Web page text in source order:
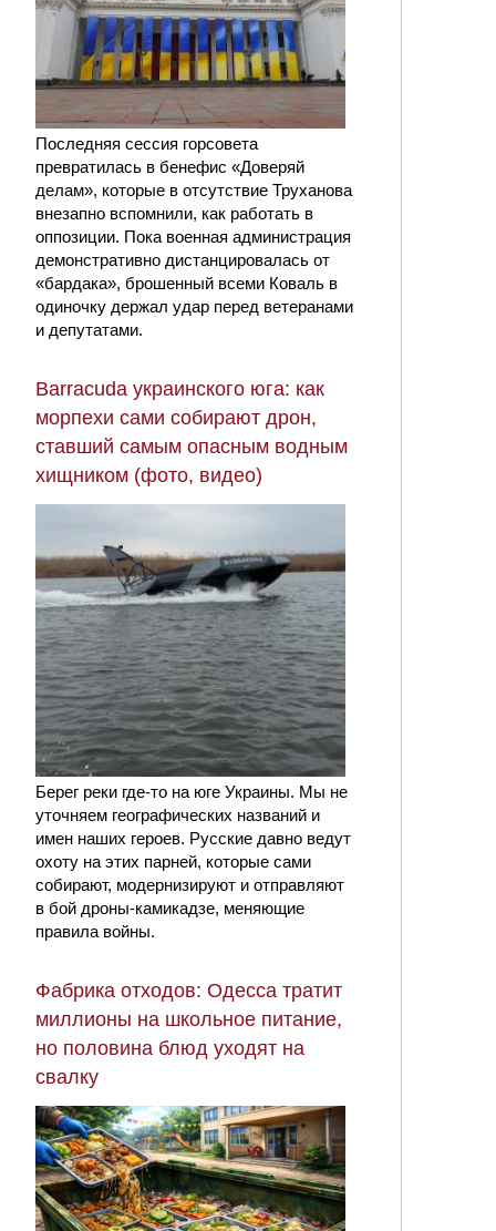
Последняя сессия горсовета
превратилась в бенефис «Доверяй
делам», которые в отсутствие Труханова
внезапно вспомнили, как работать в
оппозиции. Пока военная администрация
демонстративно дистанцировалась от
«бардака», брошенный всеми Коваль в
одиночку держал удар перед ветеранами
и депутатами.
Barracuda украинского юга: как
морпехи сами собирают дрон,
ставший самым опасным водным
хищником (фото, видео)
Берег реки где-то на юге Украины. Мы не
уточняем географических названий и
имен наших героев. Русские давно ведут
охоту на этих парней, которые сами
собирают, модернизируют и отправляют
в бой дроны-камикадзе, меняющие
правила войны.
Фабрика отходов: Одесса тратит
миллионы на школьное питание,
но половина блюд уходят на
свалку